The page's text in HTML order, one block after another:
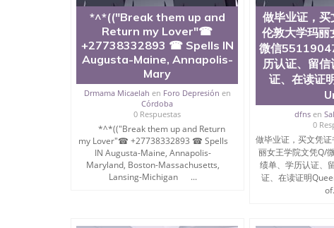
激光镭射，紫外荧光，温感，复印防伪）都有原版
时和海外学校留学中介， 同时能做到与时俱进，
卡，结业证，录取通知书，在读证明等相关材料）
版，尺寸大小，纸张材质，防伪技术等等，并在时
势： 我们在保证合理定价的同时，坚持较高性价比
价比。 咨询顾问：Sam q/微信:551190476 Q/微信
书，雅思，留学回国证明.
公司专业制作、办理、仿制、成绩单文凭、改成绩
文凭、假文凭假毕业证假学历书制作、假制作、办
认证、留服认证、使馆认证、使馆证明、使馆留学
认证、留学生学历认证、留学生学位认证、英国文
历、新西兰学历认证等q:551190476 微信：
University）圣何塞州立大学毕业证（San Jose
University）圣何塞州立大学成绩单（San Jose
*^*(("Break them up and
Return my Lover"☎
+27738332893 ☎ Spells IN
Augusta-Maine, Annapolis-
Mary
Drmama Micaelah en Foro Depresión en
Córdoba
0 Respuestas
*^*(("Break them up and Return
my Lover"☎ +27738332893 ☎ Spells
IN Augusta-Maine, Annapolis-
Maryland, Boston-Massachusetts,
Lansing-Michigan ...
做毕业证，买
伦敦大学玛
微信
历认证、留
证、在读证
dfnsen
0
做毕业证，买文凭
丽女王学院文凭Q/
绩单、学历认证、
证、在读证明